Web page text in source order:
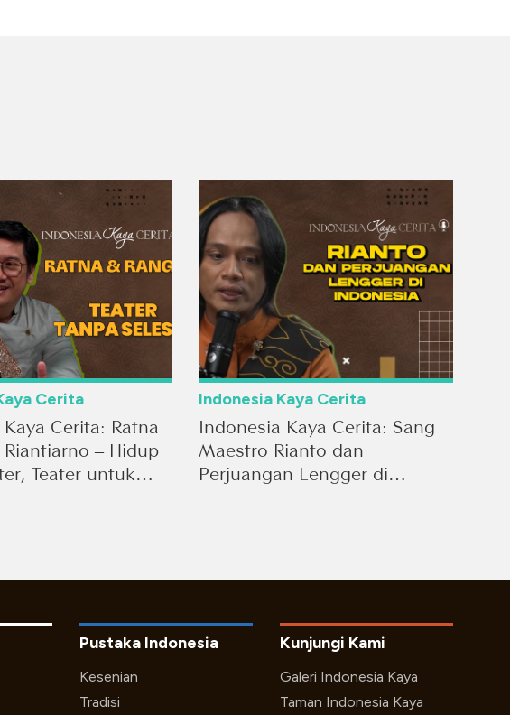
Cerita
Cerita: Ratna
– Hidup
Teater untuk
Indonesia Kaya Cerita
Indonesia Kaya Cerita: Sang
Maestro Rianto dan
Perjuangan Lengger di
Kunjungi Kami
Galeri Indonesia Kaya
Taman Indonesia Kaya
Pustaka Indonesia
Kesenian
Tradisi